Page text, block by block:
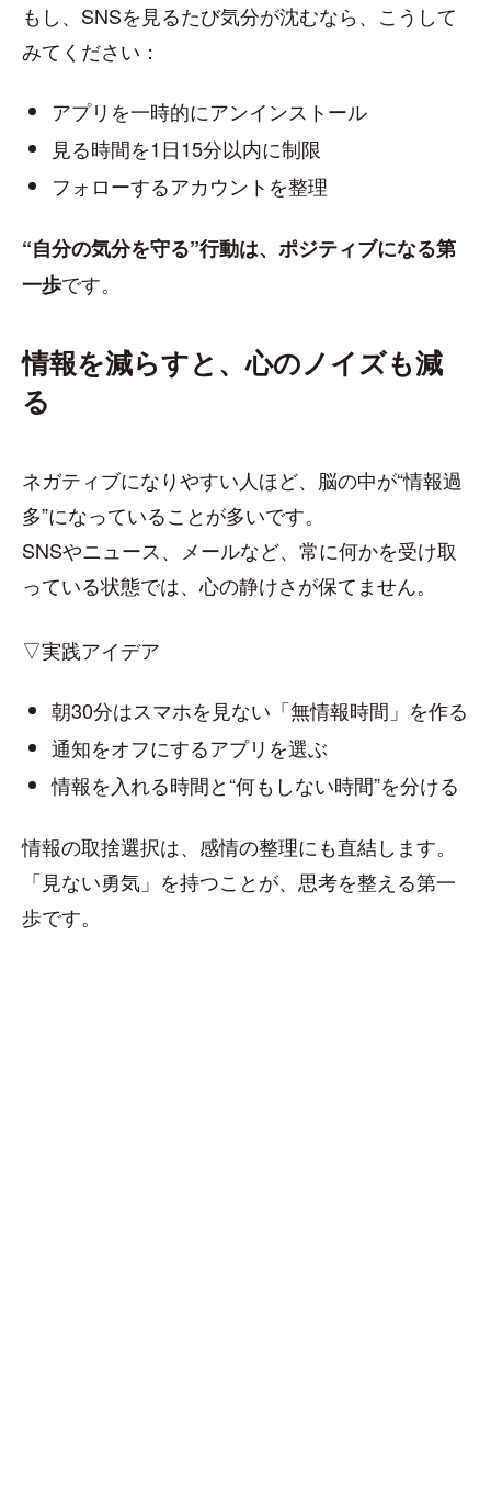
もし、SNSを見るたび気分が沈むなら、こうして
みてください：
アプリを一時的にアンインストール
見る時間を1日15分以内に制限
フォローするアカウントを整理
“自分の気分を守る”行動は、ポジティブになる第
一歩です。
情報を減らすと、心のノイズも減
る
ネガティブになりやすい人ほど、脳の中が“情報過
多”になっていることが多いです。
SNSやニュース、メールなど、常に何かを受け取
っている状態では、心の静けさが保てません。
▽実践アイデア
朝30分はスマホを見ない「無情報時間」を作る
通知をオフにするアプリを選ぶ
情報を入れる時間と“何もしない時間”を分ける
情報の取捨選択は、感情の整理にも直結します。
「見ない勇気」を持つことが、思考を整える第一
歩です。